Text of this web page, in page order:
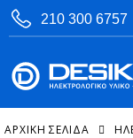
210 300 6757
ΑΡΧΙΚΉ ΣΕΛΊΔΑ